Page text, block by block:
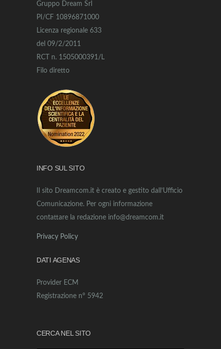
Gruppo Dream Srl
PI/CF 10896871000
Licenza regionale 633
del 09/2/2011
RCT n. 1505000391/L
Filo diretto
INFO SUL SITO
Il sito Dreamcom.it è creato e gestito dall’Ufficio
Comunicazione. Per ogni informazione
contattare la redazione info@dreamcom.it
Privacy Policy
DATI AGENAS
Provider ECM
Registrazione n° 5942
CERCA NEL SITO